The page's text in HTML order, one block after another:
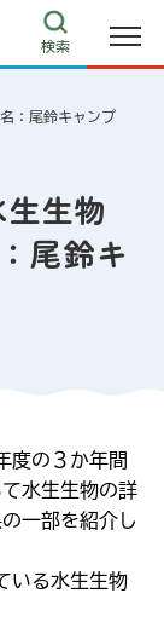
検索
：尾鈴キャンプ
生生物
尾鈴キ
度の３か年間
水生生物の詳
一部を紹介し
いる水生生物
校教育課）